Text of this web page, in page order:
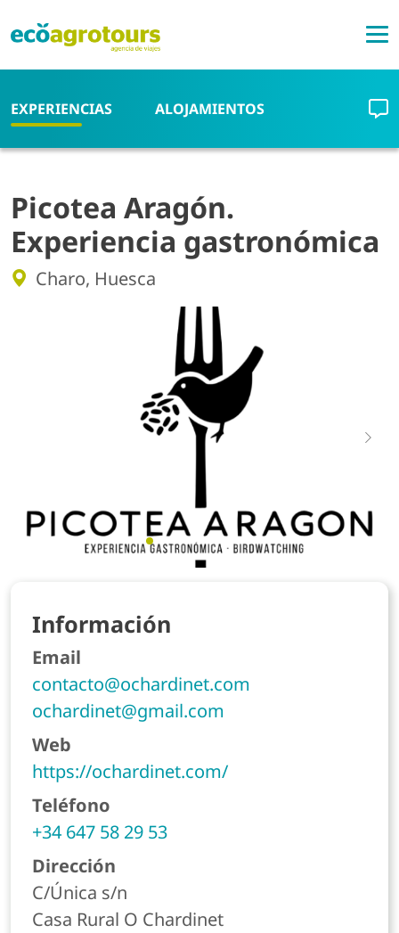
Pasar al contenido principal
EXPERIENCIAS ALOJAMIENTOS
Picotea Aragón.
Experiencia gastronómica
Charo, Huesca
Información
Email
contacto@ochardinet.com
ochardinet@gmail.com
Web
https://ochardinet.com/
Teléfono
+34 647 58 29 53
Dirección
C/Única s/n
Casa Rural O Chardinet